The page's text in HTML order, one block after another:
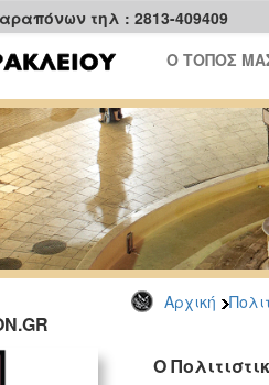
τηλ : 2813-409409
Ο ΤΟΠΟΣ
Αρχική
Ο